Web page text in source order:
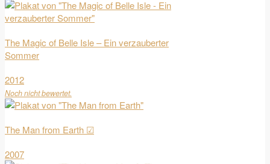
The Magic of Belle Isle – Ein verzauberter
Sommer
2012
Noch nicht bewertet.
The Man from Earth ☑
2007